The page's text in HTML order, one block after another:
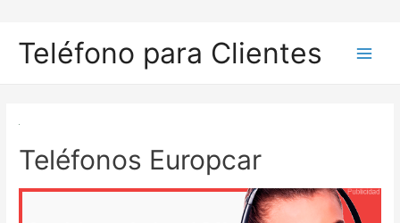
contenido
Teléfono para Clientes
Teléfonos Europcar